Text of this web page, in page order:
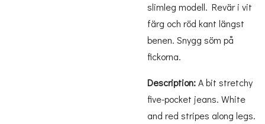
slimleg modell. Revär i vit
färg och röd kant längst
benen. Snygg söm på
fickorna.
Description:A bit stretchy
five-pocket jeans. White
and red stripes along legs.